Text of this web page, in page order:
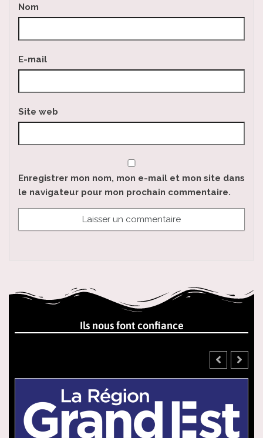
Nom
E-mail
Site web
Enregistrer mon nom, mon e-mail et mon site dans
le navigateur pour mon prochain commentaire.
Ils nous font confiance